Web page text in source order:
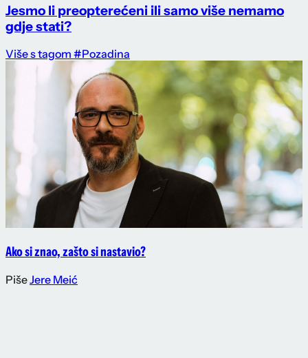
Jesmo li preopterećeni ili samo više nemamo
gdje stati?
Više s tagom #Pozadina
Ako si znao, zašto si nastavio?
PišeJere Meić